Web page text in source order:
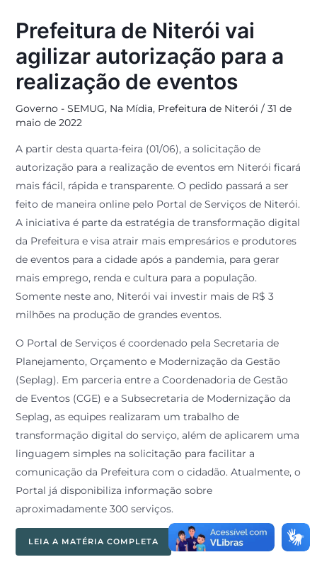
Prefeitura de Niterói vai
agilizar autorização para a
realização de eventos
Governo - SEMUG, Na Mídia, Prefeitura de Niterói / 31 de
maio de 2022
A partir desta quarta-feira (01/06), a solicitação de
autorização para a realização de eventos em Niterói ficará
mais fácil, rápida e transparente. O pedido passará a ser
feito de maneira online pelo Portal de Serviços de Niterói.
A iniciativa é parte da estratégia de transformação digital
da Prefeitura e visa atrair mais empresários e produtores
de eventos para a cidade após a pandemia, para gerar
mais emprego, renda e cultura para a população.
Somente neste ano, Niterói vai investir mais de R$ 3
milhões na produção de grandes eventos.
O Portal de Serviços é coordenado pela Secretaria de
Planejamento, Orçamento e Modernização da Gestão
(Seplag). Em parceria entre a Coordenadoria de Gestão
de Eventos (CGE) e a Subsecretaria de Modernização da
Seplag, as equipes realizaram um trabalho de
transformação digital do serviço, além de aplicarem uma
linguagem simples na solicitação para facilitar a
comunicação da Prefeitura com o cidadão. Atualmente, o
Portal já disponibiliza informação sobre
aproximadamente 300 serviços.
LEIA A MATÉRIA COMPLETA